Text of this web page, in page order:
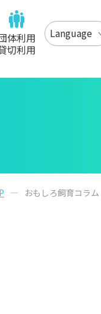
体利用
切利用
Language
おもしろ飼育コラム